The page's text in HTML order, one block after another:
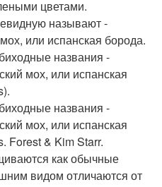
цветами.
называют -
или испанская борода.
названия -
мох, или испанская
названия -
мох, или испанская
Forest & Kim Starr.
как обычные
видом отличаются от